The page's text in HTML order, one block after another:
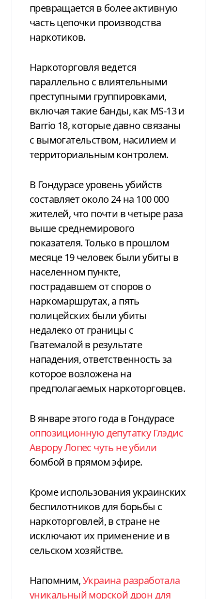
превращается в более активную
часть цепочки производства
наркотиков.
Наркоторговля ведется
параллельно с влиятельными
преступными группировками,
включая такие банды, как MS-13 и
Barrio 18, которые давно связаны
с вымогательством, насилием и
территориальным контролем.
В Гондурасе уровень убийств
составляет около 24 на 100 000
жителей, что почти в четыре раза
выше среднемирового
показателя. Только в прошлом
месяце 19 человек были убиты в
населенном пункте,
пострадавшем от споров о
наркомаршрутах, а пять
полицейских были убиты
недалеко от границы с
Гватемалой в результате
нападения, ответственность за
которое возложена на
предполагаемых наркоторговцев.
В январе этого года в Гондурасе
оппозиционную депутатку Глэдис
Аврору Лопес чуть не убили
бомбой в прямом эфире.
Кроме использования украинских
беспилотников для борьбы с
наркоторговлей, в стране не
исключают их применение и в
сельском хозяйстве.
Напомним,Украина разработала
уникальный морской дрон для